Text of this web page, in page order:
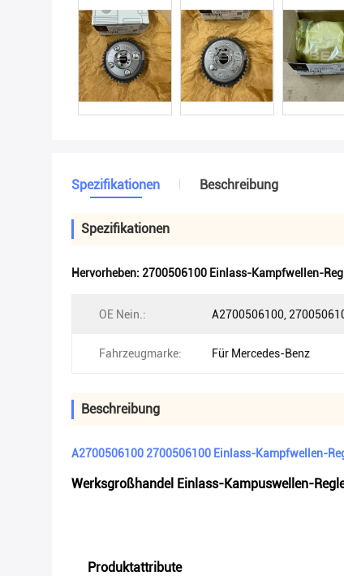
Spezifikationen Beschreibung
Spezifikationen
Hervorheben: 2700506100 Einlass-Kampfwellen-
OE Nein.: A2700506100,
Fahrzeugmarke: Für Mercedes-Benz
Beschreibung
A2700506100 2700506100 Einlass-Kampfwellen-
Werksgroßhandel Einlass-Kampuswellen-
Produktattribute